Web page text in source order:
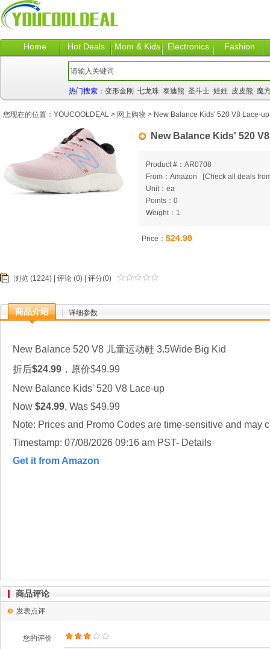
Home Hot Deals Mom & Kids Electronics Fashion
热门搜索： 变形金刚 七龙珠 泰迪熊 圣斗士 娃娃 皮皮熊 魔
New Balance Kids' 520
Product #：AR0708
From：Amazon
[Check all deals
Unit：ea
Points：0
Weight：1
Price： $24.99
浏览 (1224) | 评论 (0) | 评分(0)
商品介绍 详细参数
New Balance 520 V8 儿童运动鞋 3.5Wide Big Kid
折后$24.99 ，原价$49.99
New Balance Kids' 520 V8 Lace-up
Now $24.99, Was $49.99
Note: Prices and Promo Codes are time-sensitive and may
Timestamp: 07/08/2026 09:16 am PST- Details
Get it from Amazon
您现在的位置： YOUCOOLDEAL > 网上购物 > New Balance Kids' 520 V8 Lace-up
商品评论
发表点评
您的评价